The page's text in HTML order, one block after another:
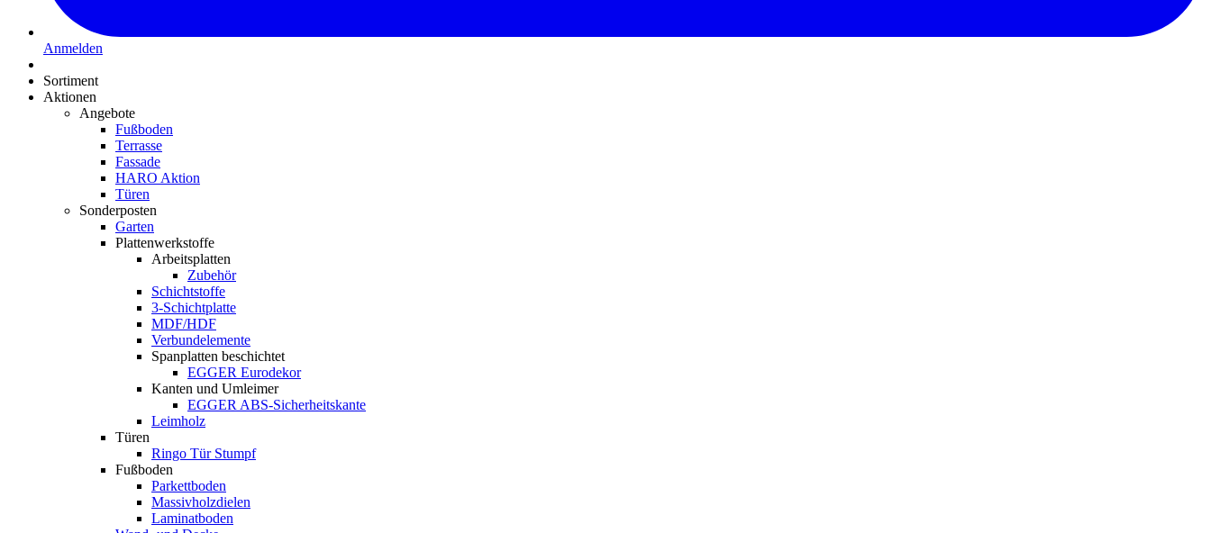
Anmelden
Sortiment
Aktionen
Angebote
Fußboden
Terrasse
Fassade
HARO Aktion
Türen
Sonderposten
Garten
Plattenwerkstoffe
Arbeitsplatten
Zubehör
Schichtstoffe
3-Schichtplatte
MDF/HDF
Verbundelemente
Spanplatten beschichtet
EGGER Eurodekor
Kanten und Umleimer
EGGER ABS-Sicherheitskante
Leimholz
Türen
Ringo Tür Stumpf
Fußboden
Parkettboden
Massivholzdielen
Laminatboden